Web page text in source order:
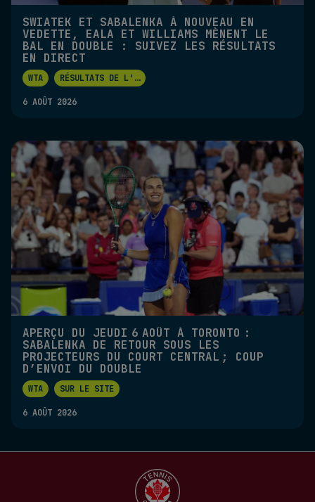
SWIATEK ET SABALENKA À NOUVEAU EN
VEDETTE, EALA ET WILLIAMS MÈNENT LE
BAL EN DOUBLE : SUIVEZ LES RÉSULTATS
EN DIRECT
WTA RÉSULTATS DE L' ...
6 AOÛT 2026
APERÇU DU JEUDI 6 AOÛT À TORONTO :
SABALENKA DE RETOUR SOUS LES
PROJECTEURS DU COURT CENTRAL ; COUP
D’ENVOI DU DOUBLE
WTA SUR LE SITE
6 AOÛT 2026